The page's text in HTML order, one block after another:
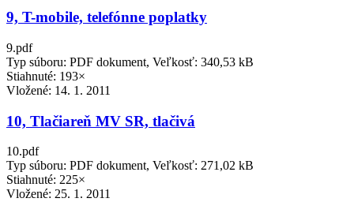
9, T-mobile, telefónne poplatky
9.pdf
Typ súboru: PDF dokument, Veľkosť: 340,53 kB
Stiahnuté: 193×
Vložené: 14. 1. 2011
10, Tlačiareň MV SR, tlačivá
10.pdf
Typ súboru: PDF dokument, Veľkosť: 271,02 kB
Stiahnuté: 225×
Vložené: 25. 1. 2011